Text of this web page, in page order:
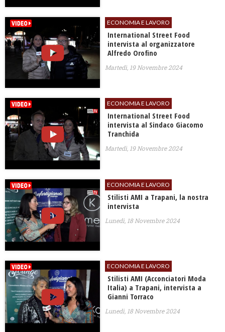
ECONOMIA E LAVORO
International Street Food
intervista al organizzatore
Alfredo Orofino
Martedì, 19 Novembre 2024
ECONOMIA E LAVORO
International Street Food
intervista al Sindaco Giacomo
Tranchida
Martedì, 19 Novembre 2024
ECONOMIA E LAVORO
Stilisti AMI a Trapani, la nostra
intervista
Lunedì, 18 Novembre 2024
ECONOMIA E LAVORO
Stilisti AMI (Acconciatori Moda
Italia) a Trapani, intervista a
Gianni Torraco
Lunedì, 18 Novembre 2024